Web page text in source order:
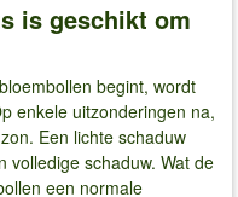
is geschikt om
begint, wordt
enkele uitzonderingen na,
Een lichte schaduw
volledige schaduw. Wat de
een normale